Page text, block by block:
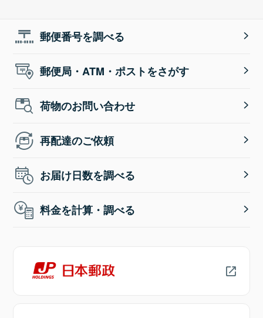
郵便番号を調べる
郵便局・ATM・ポストをさがす
荷物のお問い合わせ
再配達のご依頼
お届け日数を調べる
料金を計算・調べる